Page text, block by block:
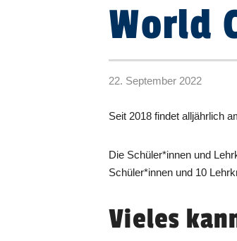
World
22. September 2022
Seit 2018 findet alljährlich
Die Schüler*innen und
Schüler*innen und 10
Vieles